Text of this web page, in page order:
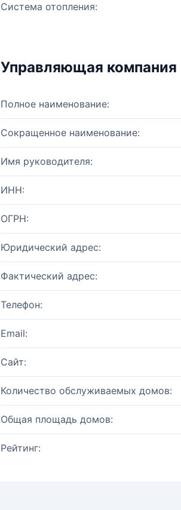
Система отопления:
Управляющая компания
Полное наименование:
Сокращенное наименование:
Имя руководителя:
ИНН:
ОГРН:
Юридический адрес:
Фактический адрес:
Телефон:
Email:
Сайт:
Количество обслуживаемых домов:
Общая площадь домов:
Рейтинг: